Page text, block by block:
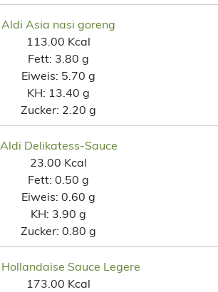
Aldi Asia nasi goreng
113.00 Kcal
Fett: 3.80 g
Eiweis: 5.70 g
KH: 13.40 g
Zucker: 2.20 g
Aldi Delikatess-Sauce
23.00 Kcal
Fett: 0.50 g
Eiweis: 0.60 g
KH: 3.90 g
Zucker: 0.80 g
Sauce Legere
173.00 Kcal